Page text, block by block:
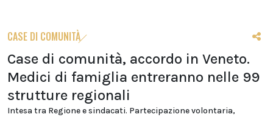
CASE DI COMUNITÀ
Case di comunità, accordo in Veneto.
Medici di famiglia entreranno nelle 99
strutture regionali
Intesa tra Regione e sindacati. Partecipazione volontaria,